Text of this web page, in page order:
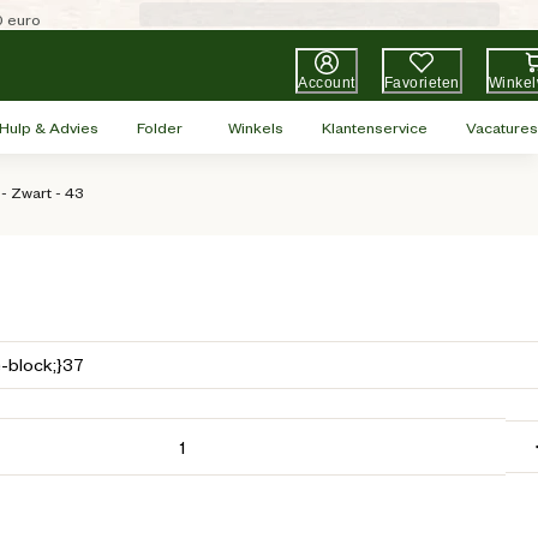
euro
Account Favorieten
Hulp & Advies Folder Winkels Klantenservice Vacatures
Zwart - 43